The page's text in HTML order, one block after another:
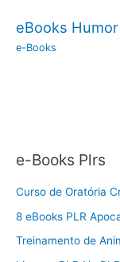
eBooks Humor
e-Books
e-Books Plrs
Curso de Oratória
8 eBooks PLR
Treinamento de